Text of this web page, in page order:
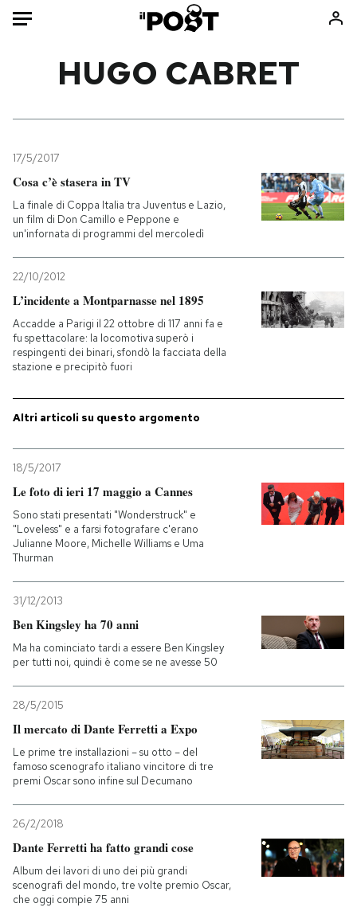
Mondo
Politica
Tecnologia
Internet
Cultura
Economia
Sport
Consumismi
Storie/Idee
Ok Boomer!
Altrecose
Mondiali calcio 2026
I MIEI PREFERITI
SHOP
CALENDARIO
AREA PERSONALE
Entra
HUGO CABRET
17/5/2017
Cosa c’è stasera in TV
La finale di Coppa Italia tra Juventus e Lazio,
un film di Don Camillo e Peppone e
un'infornata di programmi del mercoledì
22/10/2012
L’incidente a Montparnasse nel 1895
Accadde a Parigi il 22 ottobre di 117 anni fa e
fu spettacolare: la locomotiva superò i
respingenti dei binari, sfondò la facciata della
stazione e precipitò fuori
Altri articoli su questo argomento
18/5/2017
Le foto di ieri 17 maggio a Cannes
Sono stati presentati "Wonderstruck" e
"Loveless" e a farsi fotografare c'erano
Julianne Moore, Michelle Williams e Uma
Thurman
31/12/2013
Ben Kingsley ha 70 anni
Ma ha cominciato tardi a essere Ben Kingsley
per tutti noi, quindi è come se ne avesse 50
28/5/2015
Il mercato di Dante Ferretti a Expo
Le prime tre installazioni – su otto – del
famoso scenografo italiano vincitore di tre
premi Oscar sono infine sul Decumano
26/2/2018
Dante Ferretti ha fatto grandi cose
Album dei lavori di uno dei più grandi
scenografi del mondo, tre volte premio Oscar,
che oggi compie 75 anni